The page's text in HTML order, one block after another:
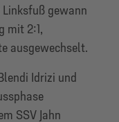
gewann
mit 2:1,
ausgewechselt.
Idrizi und
SSV Jahn